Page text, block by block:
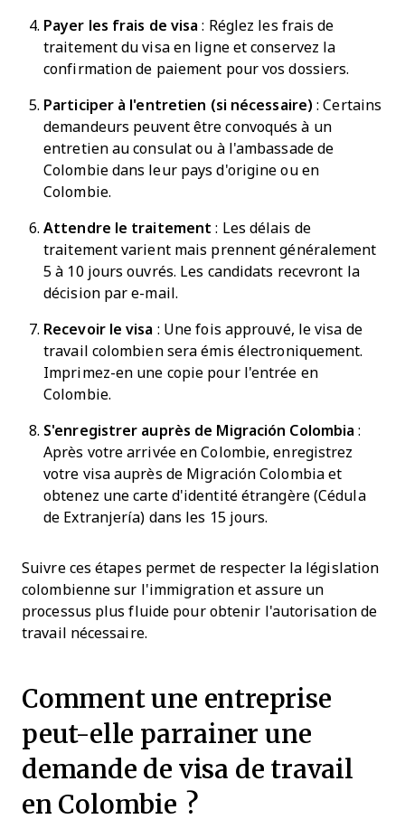
Payer les frais de visa : Réglez les frais de
traitement du visa en ligne et conservez la
confirmation de paiement pour vos dossiers.
Participer à l'entretien (si nécessaire) : Certains
demandeurs peuvent être convoqués à un
entretien au consulat ou à l'ambassade de
Colombie dans leur pays d'origine ou en
Colombie.
Attendre le traitement : Les délais de
traitement varient mais prennent généralement
5 à 10 jours ouvrés. Les candidats recevront la
décision par e-mail.
Recevoir le visa : Une fois approuvé, le visa de
travail colombien sera émis électroniquement.
Imprimez-en une copie pour l'entrée en
Colombie.
S'enregistrer auprès de Migración Colombia :
Après votre arrivée en Colombie, enregistrez
votre visa auprès de Migración Colombia et
obtenez une carte d'identité étrangère (Cédula
de Extranjería) dans les 15 jours.
Suivre ces étapes permet de respecter la législation
colombienne sur l'immigration et assure un
processus plus fluide pour obtenir l'autorisation de
travail nécessaire.
Comment une entreprise
peut-elle parrainer une
demande de visa de travail
en Colombie ?